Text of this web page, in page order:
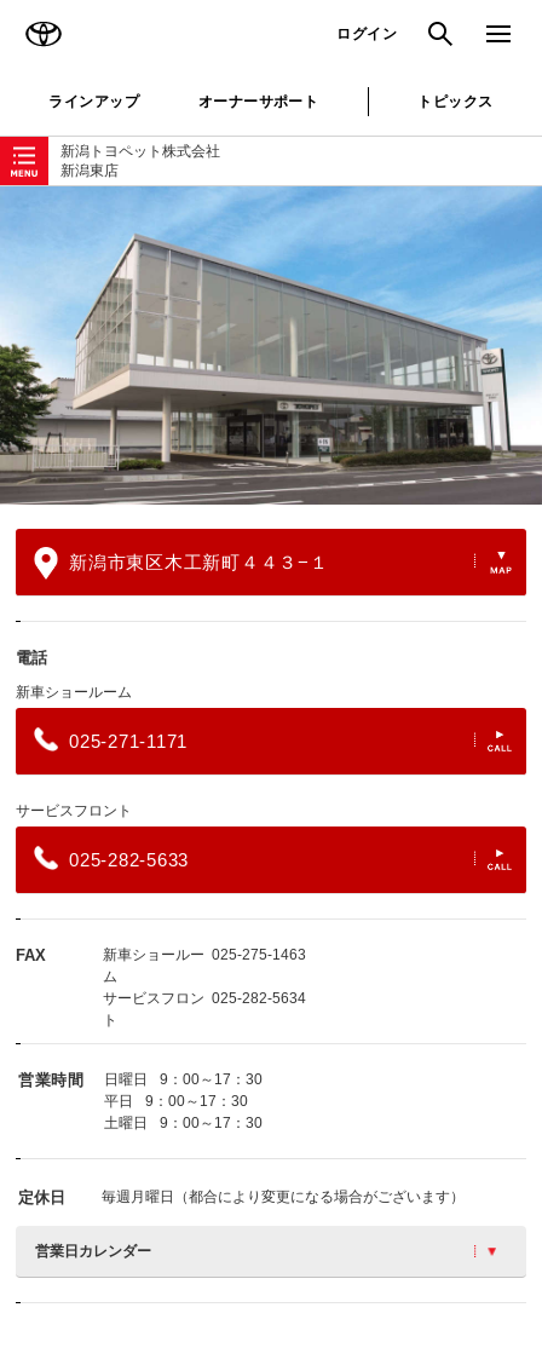
ログイン 検索 メニュ
ラインアップ オーナーサポート トピックス
新潟トヨペット株式会社
新潟東店
ローカルナビゲーション
新潟市東区木工新町４４３−１
電話
新車ショールーム
025-271-1171
サービスフロント
025-282-5633
FAX
新車ショールー
ム
025-275-1463
サービスフロン
ト
025-282-5634
営業時間 日曜日
9：00～17：30
平日
9：00～17：30
土曜日
9：00～17：30
定休日 毎週月曜日（都合により変更になる場合がございます）
営業日カレンダー